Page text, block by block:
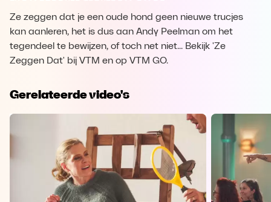
Ze zeggen dat je een oude hond geen nieuwe trucjes
kan aanleren, het is dus aan Andy Peelman om het
tegendeel te bewijzen, of toch net niet... Bekijk 'Ze
Zeggen Dat' bij VTM en op VTM GO.
Gerelateerde video's